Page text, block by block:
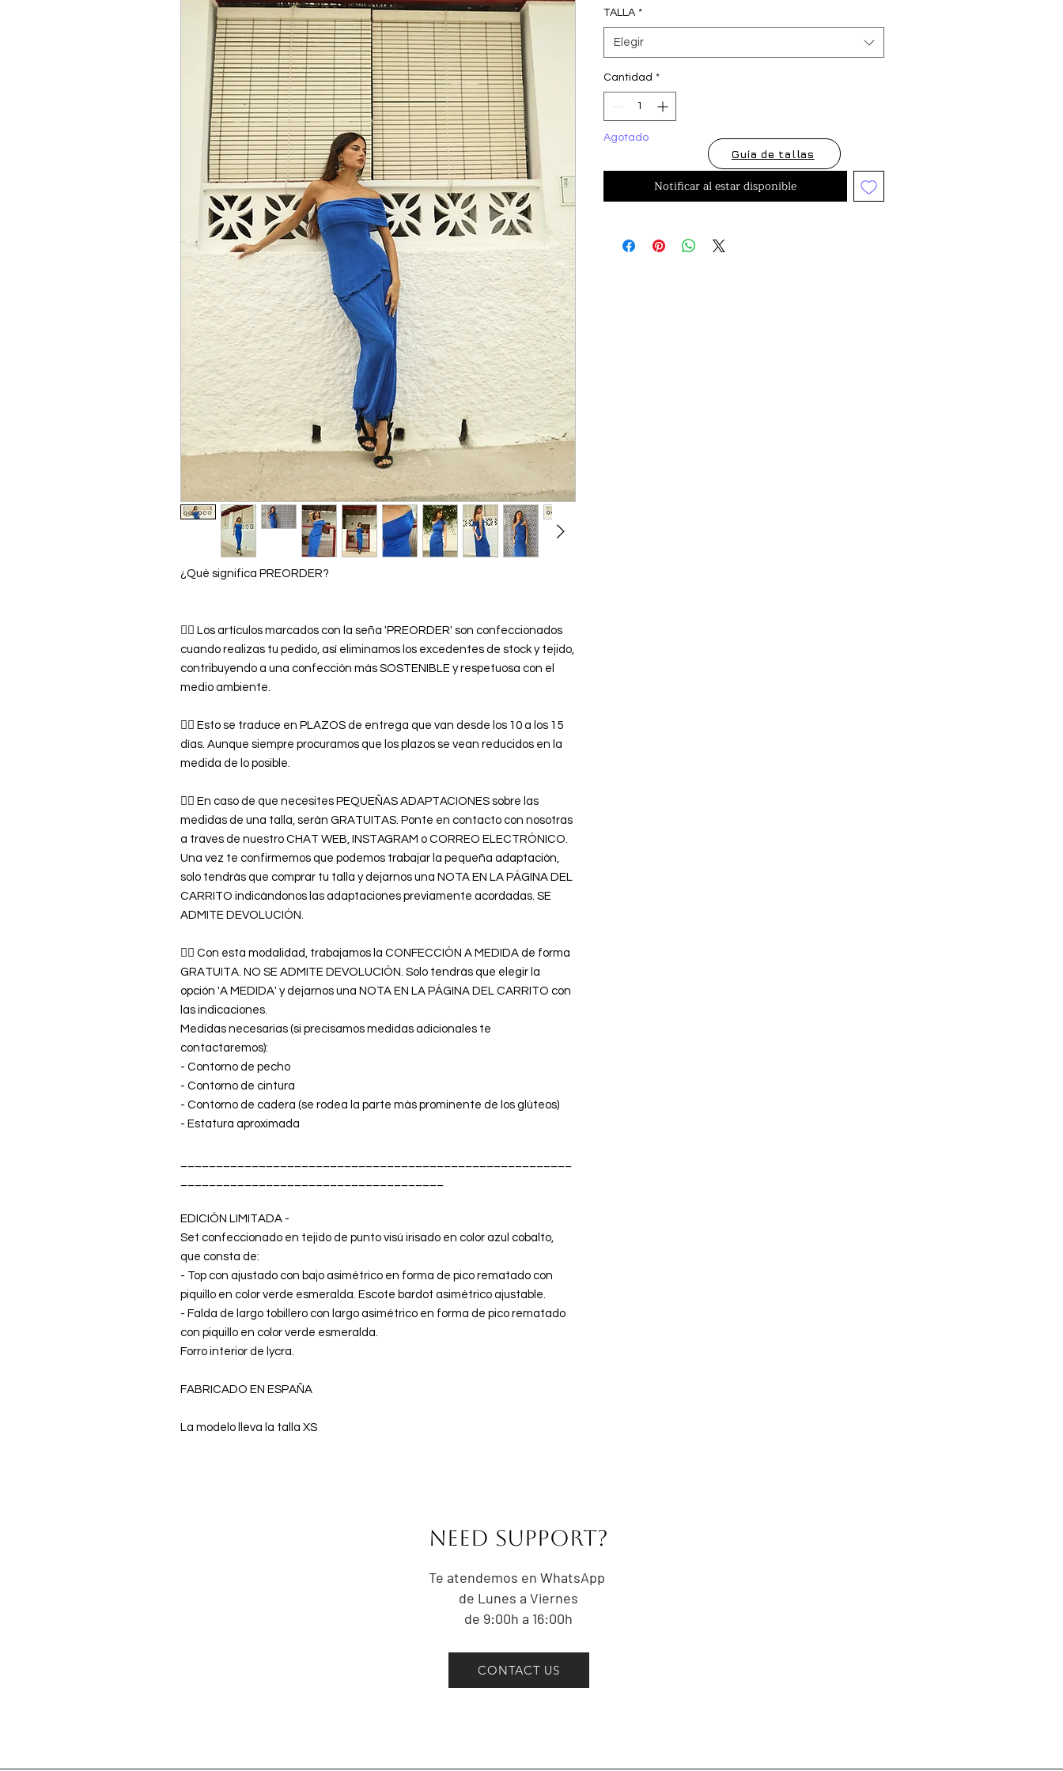
¿Qué significa PREORDER?
👉🏿 Los artículos marcados con la seña 'PREORDER' son confeccionados
cuando realizas tu pedido, así eliminamos los excedentes de stock y tejido,
contribuyendo a una confección más SOSTENIBLE y respetuosa con el
medio ambiente.
👉🏿 Esto se traduce en PLAZOS de entrega que van desde los 10 a los 15
días. Aunque siempre procuramos que los plazos se vean reducidos en la
medida de lo posible.
👉🏿 En caso de que necesites PEQUEÑAS ADAPTACIONES sobre las
medidas de una talla, serán GRATUITAS. Ponte en contacto con nosotras
a traves de nuestro CHAT WEB, INSTAGRAM o CORREO ELECTRÓNICO.
Una vez te confirmemos que podemos trabajar la pequeña adaptación,
solo tendrás que comprar tu talla y dejarnos una NOTA EN LA PÁGINA DEL
CARRITO indicándonos las adaptaciones previamente acordadas. SE
ADMITE DEVOLUCIÓN.
👉🏿 Con esta modalidad, trabajamos la CONFECCIÓN A MEDIDA de forma
GRATUITA. NO SE ADMITE DEVOLUCIÓN. Solo tendrás que elegir la
opción 'A MEDIDA' y dejarnos una NOTA EN LA PÁGINA DEL CARRITO con
las indicaciones.
Medidas necesarias (si precisamos medidas adicionales te
contactaremos):
- Contorno de pecho
- Contorno de cintura
- Contorno de cadera (se rodea la parte más prominente de los glúteos)
- Estatura aproximada
EDICIÓN LIMITADA -
Set confeccionado en tejido de punto visú irisado en color azul cobalto,
que consta de:
- Top con ajustado con bajo asimétrico en forma de pico rematado con
piquillo en color verde esmeralda. Escote bardot asimétrico ajustable.
- Falda de largo tobillero con largo asimétrico en forma de pico rematado
con piquillo en color verde esmeralda.
Forro interior de lycra.
FABRICADO EN ESPAÑA
La modelo lleva la talla XS
TALLA *
Elegir
Cantidad *
Agotado
Notificar al estar disponible
Guía de tallas
NEED Support?
Te atendemos en WhatsApp
de Lunes a Viernes
de 9:00h a 16:00h
CONTACT US